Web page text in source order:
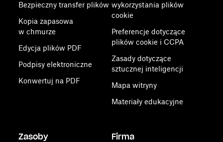
Bezpieczny transfer plików
Kopia zapasowa
w chmurze
Edycja plików PDF
Podpisy elektroniczne
Konwertuj na PDF
wykorzystania plików
cookie
Preferencje dotyczące
plików cookie i CCPA
Zasady dotyczące
sztucznej inteligencji
Mapa witryny
Materiały edukacyjne
Zasoby Firma